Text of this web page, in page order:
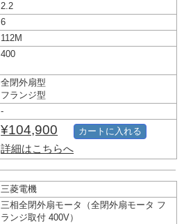
2.2
6
112M
400
全閉外扇型
フランジ型
-
¥104,900
詳細はこちらへ
カートに入れる
三菱電機
三相全閉外扇モータ（全閉外扇モータ フ
ランジ取付 400V）